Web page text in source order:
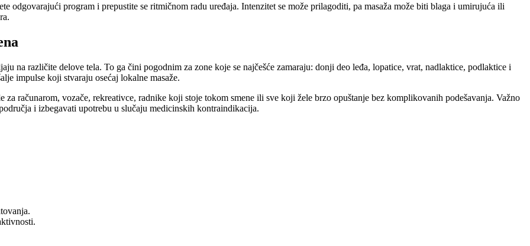
odgovarajući program i prepustite se ritmičnom radu uređaja. Intenzitet se može prilagoditi, pa masaža može biti blaga i umirujuća ili
na različite delove tela. To ga čini pogodnim za zone koje se najčešće zamaraju: donji deo leđa, lopatice, vrat, nadlaktice, podlaktice i
impulse koji stvaraju osećaj lokalne masaže.
računarom, vozače, rekreativce, radnike koji stoje tokom smene ili sve koji žele brzo opuštanje bez komplikovanih podešavanja. Važno
i izbegavati upotrebu u slučaju medicinskih kontraindikacija.